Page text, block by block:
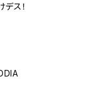
ス！